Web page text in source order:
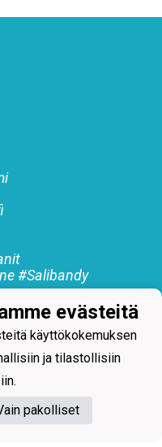
#Salibandy
evästeitä
käyttökokemuksen
ja tilastollisiin
pakolliset